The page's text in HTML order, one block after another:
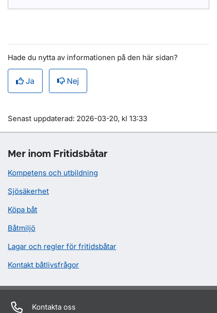
Hade du nytta av informationen på den här sidan?
Ja Nej
Om sidan
Senast uppdaterad: 2026-03-20, kl 13:33
Mer inom Fritidsbåtar
Kompetens och utbildning
Sjösäkerhet
Köpa båt
Båtmiljö
Lagar och regler för fritidsbåtar
Kontakt båtlivsfrågor
Kontakta oss